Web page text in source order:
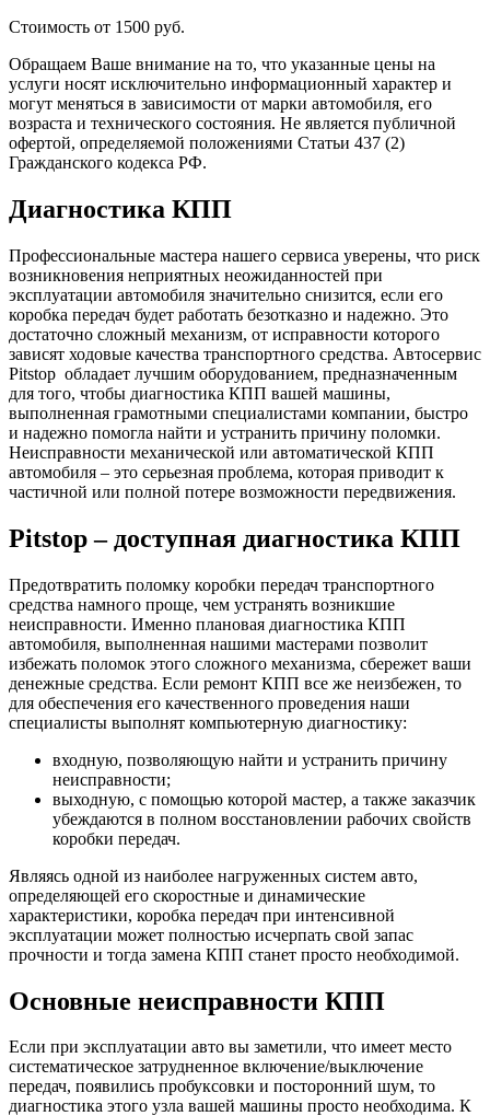
Стоимость от 1500 руб.
Обращаем Ваше внимание на то, что указанные цены на
услуги носят исключительно информационный характер и
могут меняться в зависимости от марки автомобиля, его
возраста и технического состояния. Не является публичной
офертой, определяемой положениями Статьи 437 (2)
Гражданского кодекса РФ.
Диагностика КПП
Профессиональные мастера нашего сервиса уверены, что риск
возникновения неприятных неожиданностей при
эксплуатации автомобиля значительно снизится, если его
коробка передач будет работать безотказно и надежно. Это
достаточно сложный механизм, от исправности которого
зависят ходовые качества транспортного средства. Автосервис
Pitstop обладает лучшим оборудованием, предназначенным
для того, чтобы диагностика КПП вашей машины,
выполненная грамотными специалистами компании, быстро
и надежно помогла найти и устранить причину поломки.
Неисправности механической или автоматической КПП
автомобиля – это серьезная проблема, которая приводит к
частичной или полной потере возможности передвижения.
Pitstop – доступная диагностика КПП
Предотвратить поломку коробки передач транспортного
средства намного проще, чем устранять возникшие
неисправности. Именно плановая диагностика КПП
автомобиля, выполненная нашими мастерами позволит
избежать поломок этого сложного механизма, сбережет ваши
денежные средства. Если ремонт КПП все же неизбежен, то
для обеспечения его качественного проведения наши
специалисты выполнят компьютерную диагностику:
входную, позволяющую найти и устранить причину
неисправности;
выходную, с помощью которой мастер, а также заказчик
убеждаются в полном восстановлении рабочих свойств
коробки передач.
Являясь одной из наиболее нагруженных систем авто,
определяющей его скоростные и динамические
характеристики, коробка передач при интенсивной
эксплуатации может полностью исчерпать свой запас
прочности и тогда замена КПП станет просто необходимой.
Основные неисправности КПП
Если при эксплуатации авто вы заметили, что имеет место
систематическое затрудненное включение/выключение
передач, появились пробуксовки и посторонний шум, то
диагностика этого узла вашей машины просто необходима. К